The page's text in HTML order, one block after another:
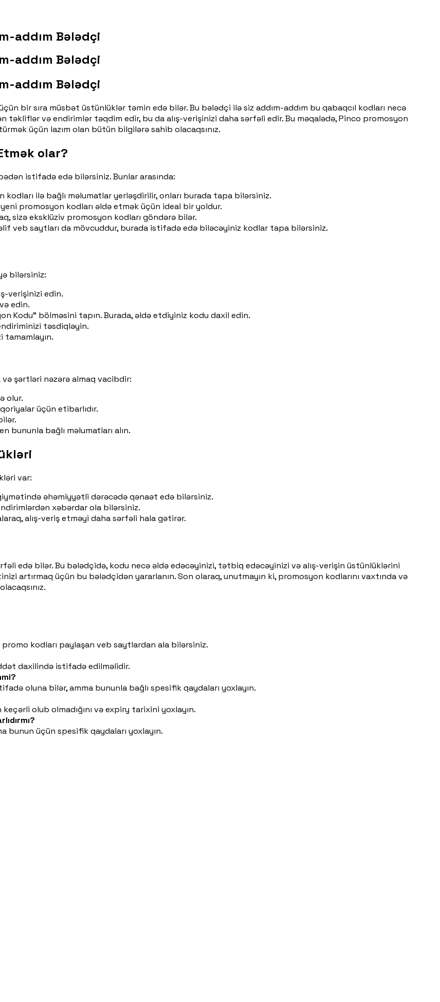
addım Bələdçi
addım Bələdçi
addım Bələdçi
bir sıra müsbət üstünlüklər təmin edə bilər. Bu bələdçi ilə siz addım-addım bu qabaqcıl kodları necə
təkliflər və endirimlər təqdim edir, bu da alış-verişinizi daha sərfəli edir. Bu məqalədə, Pinco promosyon
üçün lazım olan bütün bilgilərə sahib olacaqsınız.
olar?
istifadə edə bilərsiniz. Bunlar arasında:
ilə bağlı məlumatlar yerləşdirilir, onları burada tapa bilərsiniz.
promosyon kodları əldə etmək üçün ideal bir yoldur.
sizə eksklüziv promosyon kodları göndərə bilər.
veb saytları da mövcuddur, burada istifadə edə biləcəyiniz kodlar tapa bilərsiniz.
bilərsiniz:
verişinizi edin.
edin.
Kodu” bölməsini tapın. Burada, əldə etdiyiniz kodu daxil edin.
təsdiqləyin.
tamamlayın.
şərtləri nəzərə almaq vacibdir:
olur.
üçün etibarlıdır.
bununla bağlı məlumatları alın.
var:
əhəmiyyətli dərəcədə qənaət edə bilərsiniz.
xəbərdar ola bilərsiniz.
alış-veriş etməyi daha sərfəli hala gətirər.
edə bilər. Bu bələdçidə, kodu necə əldə edəcəyinizi, tətbiq edəcəyinizi və alış-verişin üstünlüklərini
artırmaq üçün bu bələdçidən yararlanın. Son olaraq, unutmayın ki, promosyon kodlarını vaxtında və
kodları paylaşan veb saytlardan ala bilərsiniz.
daxilində istifadə edilməlidir.
oluna bilər, amma bununla bağlı spesifik qaydaları yoxlayın.
olub olmadığını və expiry tarixini yoxlayın.
bunun üçün spesifik qaydaları yoxlayın.